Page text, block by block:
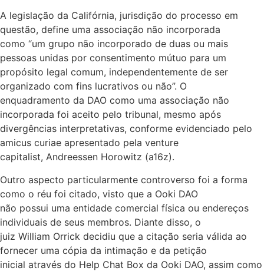
A legislação da Califórnia, jurisdição do processo em
questão, define uma associação não incorporada
como “um grupo não incorporado de duas ou mais
pessoas unidas por consentimento mútuo para um
propósito legal comum, independentemente de ser
organizado com fins lucrativos ou não”. O
enquadramento da DAO como uma associação não
incorporada foi aceito pelo tribunal, mesmo após
divergências interpretativas, conforme evidenciado pelo
amicus curiae apresentado pela venture
capitalist, Andreessen Horowitz (a16z).
Outro aspecto particularmente controverso foi a forma
como o réu foi citado, visto que a Ooki DAO
não possui uma entidade comercial física ou endereços
individuais de seus membros. Diante disso, o
juiz William Orrick decidiu que a citação seria válida ao
fornecer uma cópia da intimação e da petição
inicial através do Help Chat Box da Ooki DAO, assim como